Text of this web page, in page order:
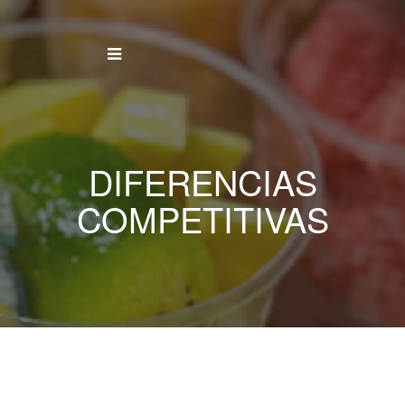
DIFERENCIAS
COMPETITIVAS